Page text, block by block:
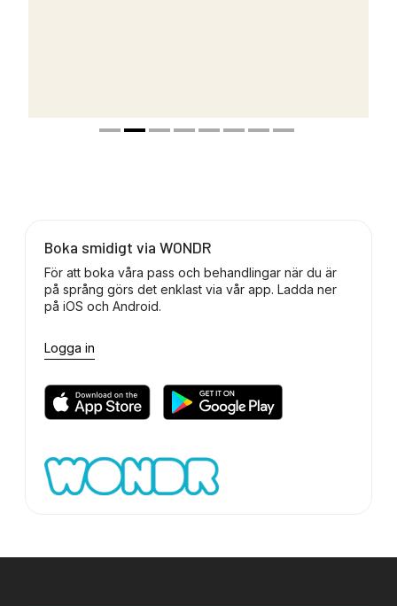
Boka smidigt via WONDR
För att boka våra pass och behandlingar när du är
på språng görs det enklast via vår app. Ladda ner
på iOS och Android.
Logga in